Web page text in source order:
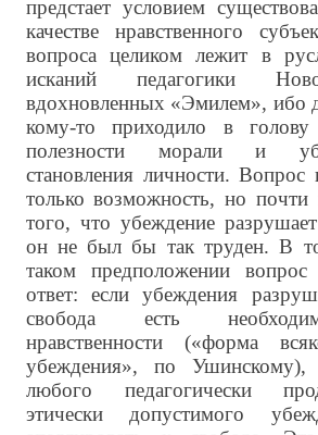
предстает условием
качестве нравственного
вопроса целиком лежит в
исканий педагогики
вдохновленных «Эмилем», ибо
кому-то приходило в голову
полезности морали и
становления личности. Вопрос
только возможность, но почти
того, что убеждение
он не был бы так труден. В
таком предположении вопрос
ответ: если убеждения
свобода есть
нравственности («форма
убеждения», по Ушинскому),
любого педагогически
этически допустимого